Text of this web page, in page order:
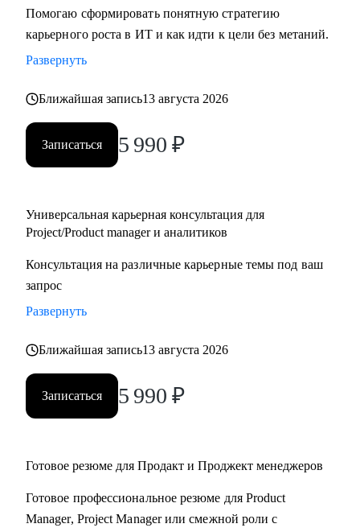
Помогаю сформировать понятную стратегию
карьерного роста в ИТ и как идти к цели без метаний.
Развернуть
Ближайшая запись13 августа 2026
Записаться 5 990 ₽
Универсальная карьерная консультация для
Project/Product manager и аналитиков
Консультация на различные карьерные темы под ваш
запрос
Развернуть
Ближайшая запись13 августа 2026
Записаться 5 990 ₽
Готовое резюме для Продакт и Проджект менеджеров
Готовое профессиональное резюме для Product
Manager, Project Manager или смежной роли с